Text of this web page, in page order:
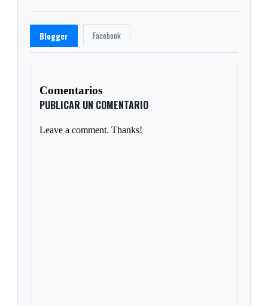
Blogger Facebook
Comentarios
PUBLICAR UN COMENTARIO
Leave a comment. Thanks!